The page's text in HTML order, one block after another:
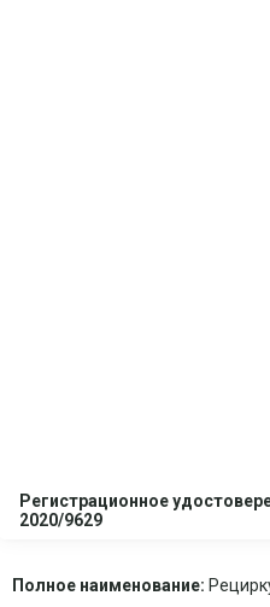
Регистрационное
2020/9629
Полное наименование: